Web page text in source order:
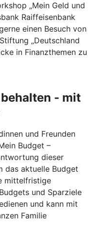
„Mein Geld und
Raiffeisenbank
einen Besuch von
„Deutschland
in Finanzthemen zu
- mit
und Freunden
Budget –
dieser
das aktuelle Budget
mittelfristige
und Sparziele
und kann mit
Familie